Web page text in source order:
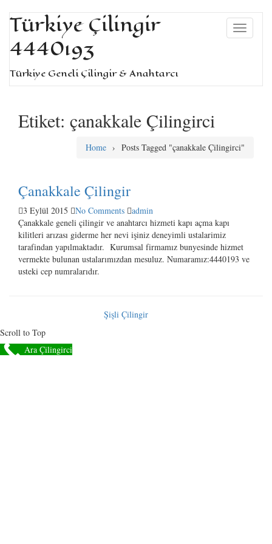
Türkiye Çilingir
4440193
Türkiye Geneli Çilingir & Anahtarcı
Etiket: çanakkale Çilingirci
Home › Posts Tagged "çanakkale Çilingirci"
Çanakkale Çilingir
3 Eylül 2015 No Comments
admin
Çanakkale geneli çilingir ve anahtarcı hizmeti kapı açma kapı
kilitleri arızası giderme her nevi işiniz deneyimli ustalarimiz
tarafindan yapılmaktadır. Kurumsal firmamız bunyesinde hizmet
vermekte bulunan ustalarımızdan mesuluz. Numaramız:4440193 ve
usteki cep numralarıdır.
Şişli Çilingir
Scroll to Top
Ara Çilingirci